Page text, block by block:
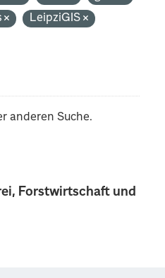
Forstwirtschaft und
LeipziGIS
anderen Suche.